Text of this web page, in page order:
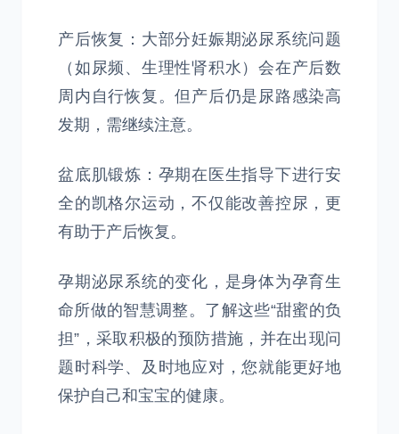
产后恢复：大部分妊娠期泌尿系统问题
（如尿频、生理性肾积水）会在产后数
周内自行恢复。但产后仍是尿路感染高
发期，需继续注意。
盆底肌锻炼：孕期在医生指导下进行安
全的凯格尔运动，不仅能改善控尿，更
有助于产后恢复。
孕期泌尿系统的变化，是身体为孕育生
命所做的智慧调整。了解这些“甜蜜的负
担”，采取积极的预防措施，并在出现问
题时科学、及时地应对，您就能更好地
保护自己和宝宝的健康。